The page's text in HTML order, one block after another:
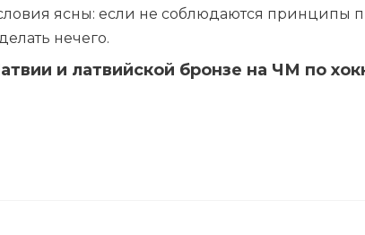
ясны: если не соблюдаются принципы
нечего.
и латвийской бронзе на ЧМ по